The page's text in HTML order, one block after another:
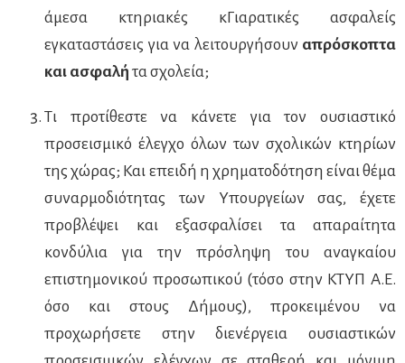
άμεσα κτηριακές κΓιαρατικές ασφαλείς
εγκαταστάσεις για να λειτουργήσουν απρόσκοπτα
και ασφαλή τα σχολεία;
Τι προτίθεστε να κάνετε για τον ουσιαστικό
προσεισμικό έλεγχο όλων των σχολικών κτηρίων
της χώρας; Και επειδή η χρηματοδότηση είναι θέμα
συναρμοδιότητας των Υπουργείων σας, έχετε
προβλέψει και εξασφαλίσει τα απαραίτητα
κονδύλια για την πρόσληψη του αναγκαίου
επιστημονικού προσωπικού (τόσο στην ΚΤΥΠ Α.Ε.
όσο και στους Δήμους), προκειμένου να
προχωρήσετε στην διενέργεια ουσιαστικών